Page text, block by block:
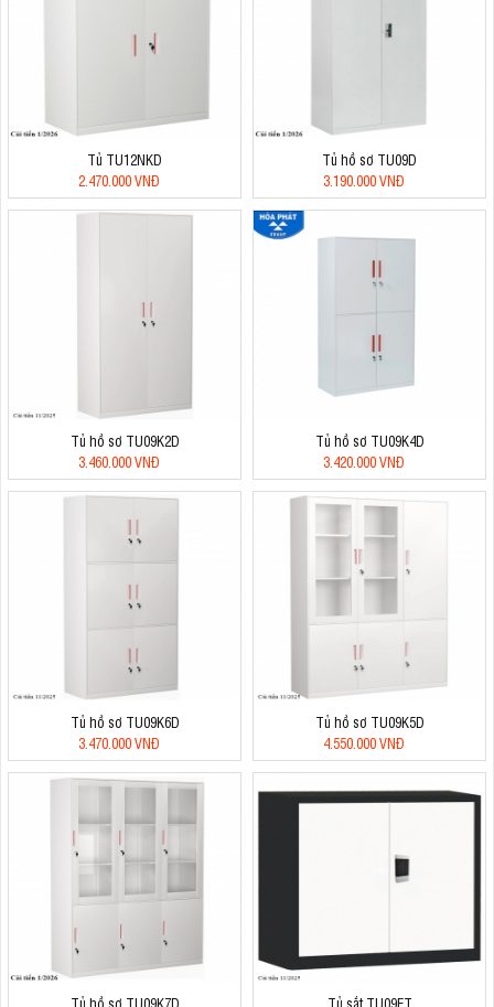
Tủ TU12NKD
2.470.000 VNĐ
Tủ hồ sơ TU09D
3.190.000 VNĐ
Tủ hồ sơ TU09K2D
3.460.000 VNĐ
Tủ hồ sơ TU09K4D
3.420.000 VNĐ
Tủ hồ sơ TU09K6D
3.470.000 VNĐ
Tủ hồ sơ TU09K5D
4.550.000 VNĐ
Tủ hồ sơ TU09K7D Tủ sắt TU09ET